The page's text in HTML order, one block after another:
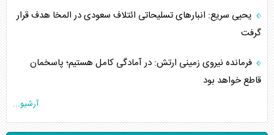
یحیی سریع: انبارهای تسلیحاتی ائتلاف سعودی در المخا هدف قرار
گرفت
فرمانده نیروی زمینی ارتش: در آمادگی کامل هستیم؛ پاسخمان
قاطع خواهد بود
آرشیو...